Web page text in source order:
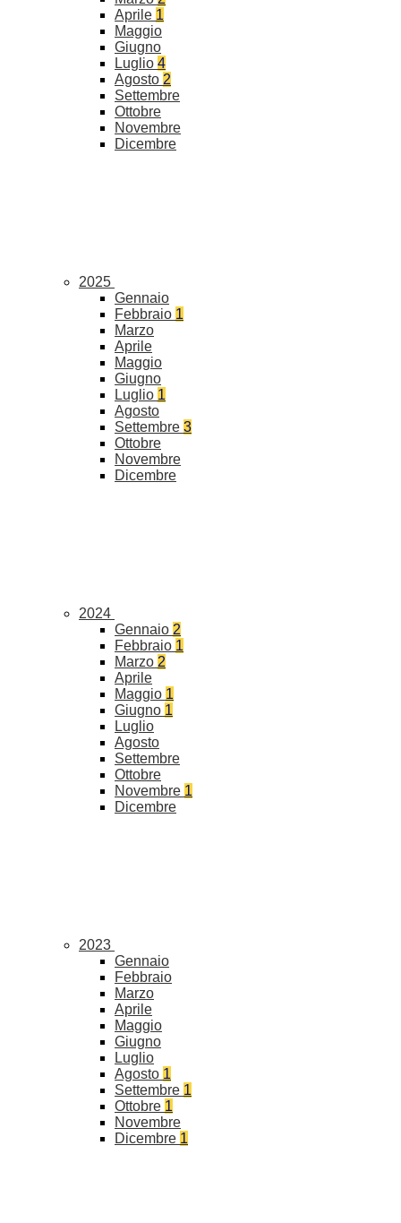
Aprile 1
Maggio
Giugno
Luglio 4
Agosto 2
Settembre
Ottobre
Novembre
Dicembre
2025
Gennaio
Febbraio 1
Marzo
Aprile
Maggio
Giugno
Luglio 1
Agosto
Settembre 3
Ottobre
Novembre
Dicembre
2024
Gennaio 2
Febbraio 1
Marzo 2
Aprile
Maggio 1
Giugno 1
Luglio
Agosto
Settembre
Ottobre
Novembre 1
Dicembre
2023
Gennaio
Febbraio
Marzo
Aprile
Maggio
Giugno
Luglio
Agosto 1
Settembre 1
Ottobre 1
Novembre
Dicembre 1